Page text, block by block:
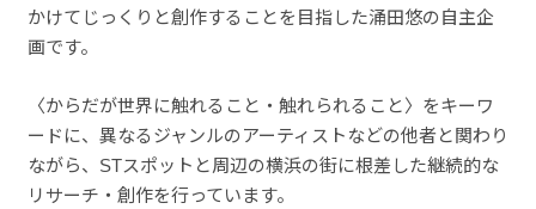
かけてじっくりと創作することを目指した涌田悠の自主企
画です。
〈からだが世界に触れること・触れられること〉をキーワ
ードに、異なるジャンルのアーティストなどの他者と関わり
ながら、STスポットと周辺の横浜の街に根差した継続的な
リサーチ・創作を行っています。